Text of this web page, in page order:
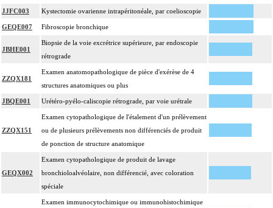
JJFC003 Kystectomie ovarienne intrapéritonéale, par coelioscopie
GEQE007 Fibroscopie bronchique
JBHE001
Biopsie de la voie excrétrice supérieure, par endoscopie
rétrograde
ZZQX181
Examen anatomopathologique de pièce d'exérèse de 4
structures anatomiques ou plus
JBQE001 Urétéro-pyélo-caliscopie rétrograde, par voie urétrale
ZZQX151
Examen cytopathologique de l'étalement d'un prélèvement
ou de plusieurs prélèvements non différenciés de produit
de ponction de structure anatomique
GEQX002
Examen cytopathologique de produit de lavage
bronchioloalvéolaire, non différencié, avec coloration
spéciale
Examen immunocytochimique ou immunohistochimique